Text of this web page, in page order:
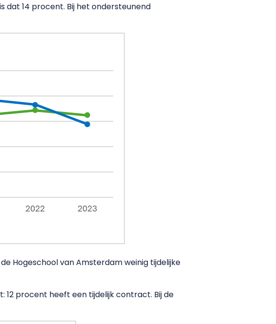
dat 14 procent. Bij het ondersteunend
Hogeschool van Amsterdam weinig tijdelijke
12 procent heeft een tijdelijk contract. Bij de